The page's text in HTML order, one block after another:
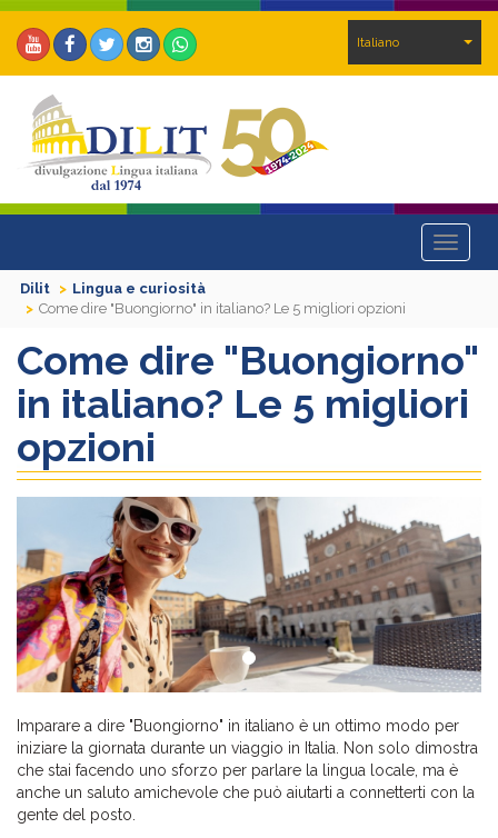
Italiano
Toggle
Dilit
Lingua e curiosità
Come dire "Buongiorno" in italiano? Le 5 migliori opzioni
Come dire "Buongiorno"
in italiano? Le 5 migliori
opzioni
Imparare a dire "Buongiorno" in italiano è un ottimo modo per
iniziare la giornata durante un viaggio in Italia. Non solo dimostra
che stai facendo uno sforzo per parlare la lingua locale, ma è
anche un saluto amichevole che può aiutarti a connetterti con la
gente del posto.